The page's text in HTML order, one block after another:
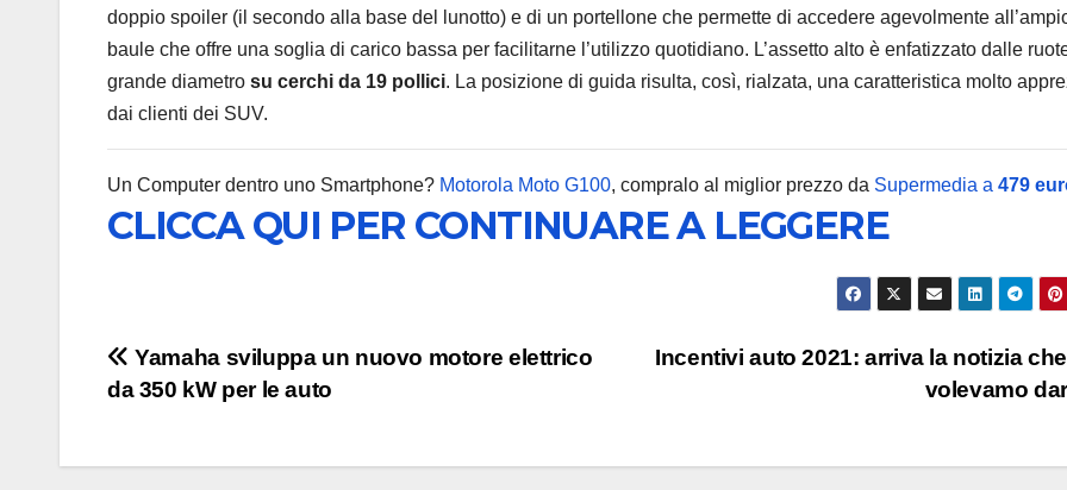
doppio spoiler (il secondo alla base del lunotto) e di un portellone che permette di accedere agevolmente
baule che offre una soglia di carico bassa per facilitarne l’utilizzo quotidiano. L’assetto alto è enfatizzato dalle
grande diametro su cerchi da 19 pollici. La posizione di guida risulta, così, rialzata, una caratteristica molto
dai clienti dei SUV.
Un Computer dentro uno Smartphone? Motorola Moto G100, compralo al miglior prezzo da Supermedia a 479
CLICCA QUI PER CONTINUARE A LEGGERE
Navigazione
articoli
Incentivi auto 2021: arriva la notizia
volevamo
Yamaha sviluppa un nuovo motore elettrico
da 350 kW per le auto
da